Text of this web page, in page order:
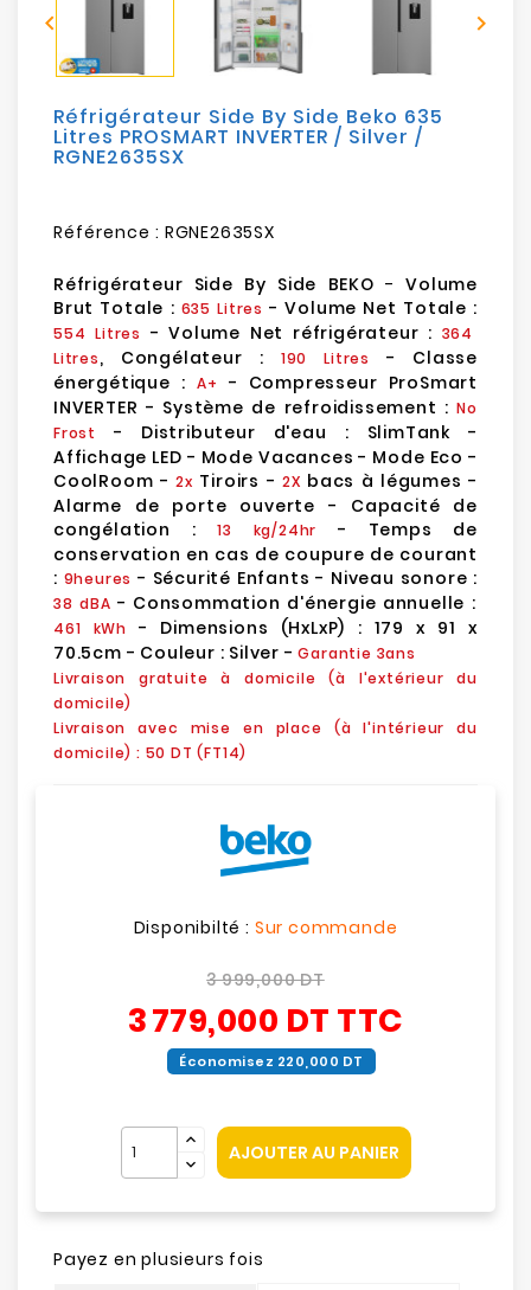
Mobilités
Loisirs
 
Réfrigérateur Side By Side Beko 635
Litres PROSMART INVERTER / Silver /
RGNE2635SX
Référence : RGNE2635SX
Réfrigérateur Side By Side BEKO -Volume
Brut Totale : 635 Litres - Volume Net Totale :
554 Litres - Volume Net réfrigérateur : 364
Litres, Congélateur : 190 Litres
- Classe
énergétique : A+
- Compresseur ProSmart
INVERTER - Système de refroidissement :No
Frost
- Distributeur d'eau : SlimTank -
Affichage LED - Mode Vacances - Mode Eco -
CoolRoom -2x Tiroirs - 2X bacs à légumes -
Alarme de porte ouverte - Capacité de
congélation :13 kg/24hr
- Temps de
conservation en cas de coupure de courant
: 9heures - Sécurité Enfants - Niveau sonore :
38 dBA - Consommation d'énergie annuelle :
461 kWh
- Dimensions (HxLxP) : 179 x 91 x
70.5cm - Couleur : Silver -Garantie 3ans
Livraison gratuite à domicile (à l'extérieur du
domicile)
Livraison avec mise en place (à l'intérieur du
domicile) : 50 DT (FT14)
Disponibilté : Sur commande
3 999,000 DT
3 779,000 DT TTC
Économisez 220,000 DT
AJOUTER AU PANIER
Payez en plusieurs fois